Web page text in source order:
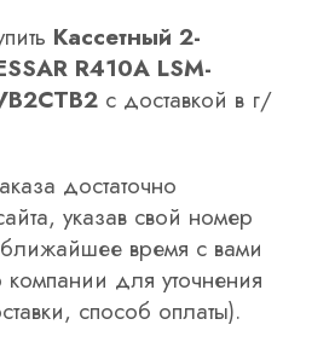
Кассетный 2-
R410A LSM-
с доставкой в г/
достаточно
указав свой номер
время с вами
для уточнения
способ оплаты).